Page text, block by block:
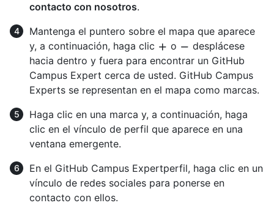
contacto con nosotros.
Mantenga el puntero sobre el mapa que aparece
y, a continuación, haga clic
o
desplácese
hacia dentro y fuera para encontrar un GitHub
Campus Expert cerca de usted. GitHub Campus
Experts se representan en el mapa como marcas.
Haga clic en una marca y, a continuación, haga
clic en el vínculo de perfil que aparece en una
ventana emergente.
En el GitHub Campus Expertperfil, haga clic en un
vínculo de redes sociales para ponerse en
contacto con ellos.